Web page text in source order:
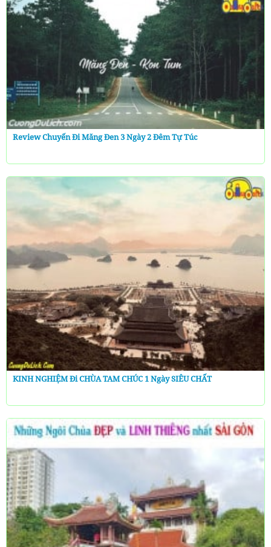
Review Chuyến Đi Măng Đen 3 Ngày 2 Đêm Tự Túc
KINH NGHIỆM Đi CHÙA TAM CHÚC 1 Ngày SIÊU CHẤT